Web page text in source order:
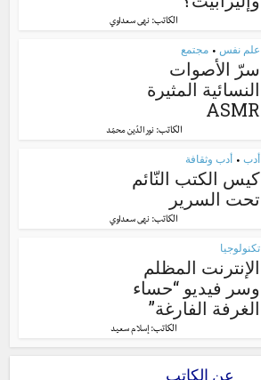
الكاتب: نهى سعداوي
علم نفس • مجتمع
سرّ الأصوات
النسائية المثيرة
ASMR
الكاتب:نور الدّين محمّد
أدب • أدب وثقافة
كيس الكتب النّائم
تحت السرير
الكاتب: نهى سعداوي
تكنولوجيا
الإنترنت المظلم
وسر فيديو “حساء
الغرفة الفارغة”
الكاتب: إسلام سعيد
عن الكاتب